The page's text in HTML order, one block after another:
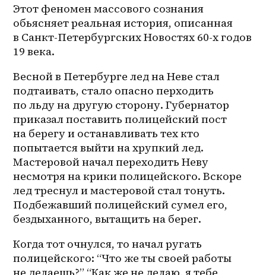
Этот феномен массового сознания
обьясняет реальная история, описанная
в Санкт-Петербургских Новостях 60-х годов
19 века.
Весной в Петербурге лед на Неве стал
подтаивать, стало опасно перходить
по льду на другую сторону. Губернатор
приказал поставить полицейский пост
на берегу и останавливать тех кто
попытается выйти на хрупкий лед.
Мастеровой начал переходить Неву
несмотря на крики полицейского. Вскоре
лед треснул и мастеровой стал тонуть.
Подбежавший полицейский сумел его,
бездыханного, вытащить на берег.
Когда тот очнулся, то начал ругать
полицейского: “Что же ты своей работы